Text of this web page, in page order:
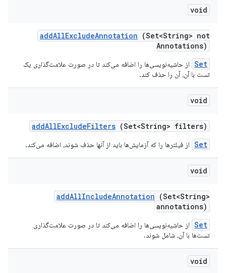
void
addAllExcludeAnnotation (Set<String> not
Annotations)
Set از حاشیه‌نویسی‌ها را اضافه می‌کند تا در صورت علامت‌گذاری یک
تست با آن، آن را حذف کند.
void
addAllExcludeFilters (Set<String> filters)
Set از فیلترها را که آزمایش‌ها باید از آنها حذف شوند، اضافه می‌کند.
void
addAllIncludeAnnotation (Set<String>
annotations)
Set از حاشیه‌نویسی‌ها را اضافه می‌کند تا در صورت علامت‌گذاری
تست‌ها با آن، شامل شوند.
void